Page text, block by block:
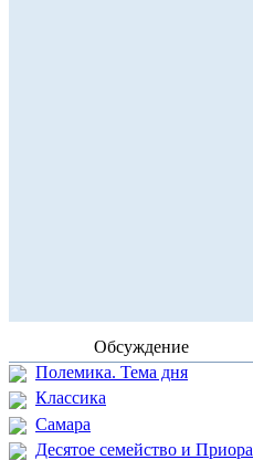
Обсуждение
Полемика. Тема дня
Классика
Самара
Десятое семейство и Приора